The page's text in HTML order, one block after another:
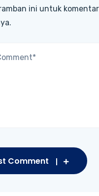
ini untuk
Comment